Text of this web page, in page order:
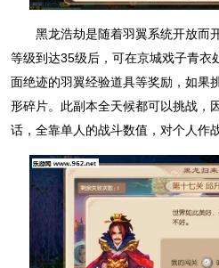
黑龙浩劫是随着羽翼系统开放而
等级到达35级后，可在京城戏子青衣
面绝迹的羽翼经验道具等奖励，如果
形碎片。此副本全天候都可以挑战，
话，全靠单人的战斗数值，对个人作